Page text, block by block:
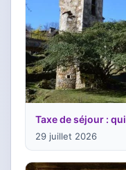
Taxe de séjour :
29 juillet 2026